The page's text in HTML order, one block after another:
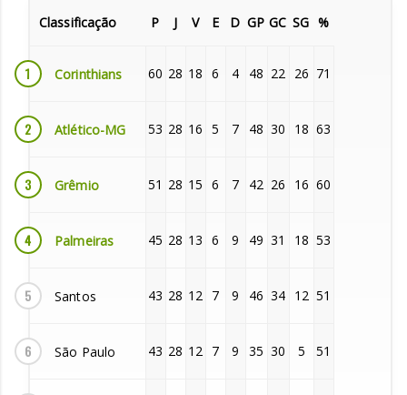
Classificação P J V E D GP GC SG %
1 Corinthians 60 28 18 6 4 48 22 26 71
2 Atlético-MG 53 28 16 5 7 48 30 18 63
3 Grêmio 51 28 15 6 7 42 26 16 60
4 Palmeiras 45 28 13 6 9 49 31 18 53
5 Santos 43 28 12 7 9 46 34 12 51
6 São Paulo 43 28 12 7 9 35 30 5 51